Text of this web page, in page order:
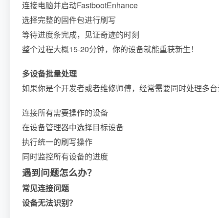
连接电脑并启动FastbootEnhance
选择完整的固件包进行刷写
等待进度条完成，见证奇迹的时刻
整个过程大概15-20分钟，你的设备就能重获新生！
多设备批量处理
如果你是个开发者或者维修师傅，经常需要同时处理多
连接所有需要操作的设备
在设备管理器中选择目标设备
执行统一的刷写操作
同时监控所有设备的进度
遇到问题怎么办？
常见连接问题
设备无法识别？